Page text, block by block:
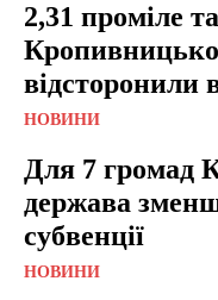
2,31 проміле
відсторонили
НОВИНИ
Для 7 громад
держава
субвенції
НОВИНИ